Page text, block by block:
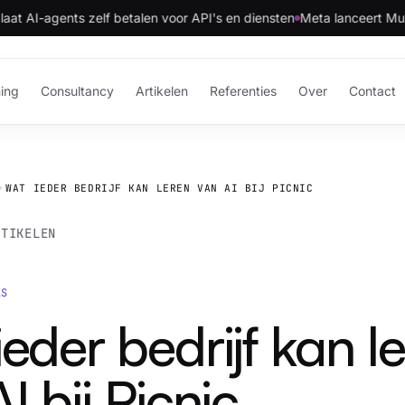
zelf betalen voor API's en diensten Meta lanceert Muse Code
Consultancy Artikelen Referenties Over Contact
WAT IEDER BEDRIJF KAN LEREN VAN AI BIJ PICNIC
bedrijf kan